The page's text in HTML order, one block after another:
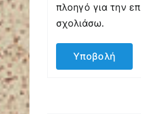
πλοηγό για την
σχολιάσω.